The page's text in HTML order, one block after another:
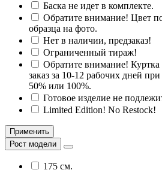
Баска не идет в комплекте.
Обратите внимание! Цвет
образца на фото.
Нет в наличии, предзаказ!
Ограниченный тираж!
Обратите внимание! Куртка
заказ за 10-12 рабочих дней
50% или 100%.
Готовое изделие не
Limited Edition! No Restock!
Применить
Рост модели
175 см.